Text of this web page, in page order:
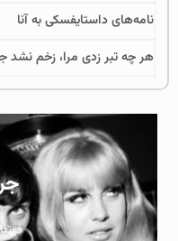
نامه‌های داستایفسکی به آنا
هر چه تبر زدی مرا، زخم نشد